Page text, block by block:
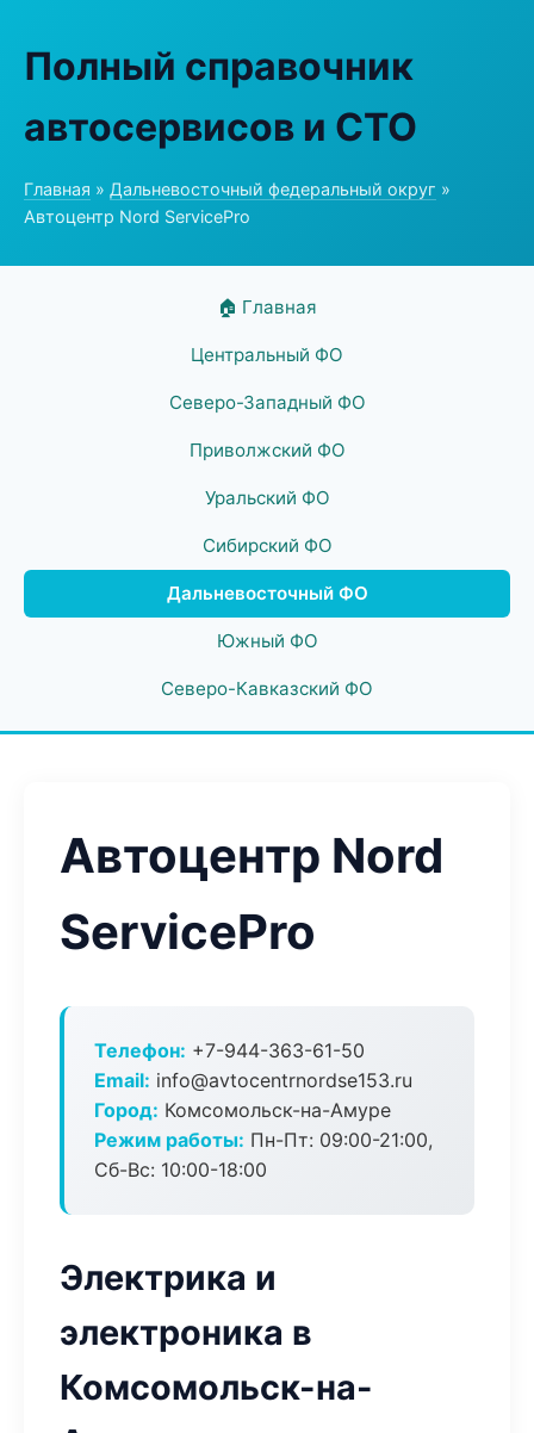
Полный справочник
автосервисов и СТО
Главная » Дальневосточный федеральный округ »
Автоцентр Nord ServicePro
🏠 Главная
Центральный ФО
Северо-Западный ФО
Приволжский ФО
Уральский ФО
Сибирский ФО
Дальневосточный ФО
Южный ФО
Северо-Кавказский ФО
Автоцентр Nord
ServicePro
Телефон: +7-944-363-61-50
Email: info@avtocentrnordse153.ru
Город: Комсомольск-на-Амуре
Режим работы: Пн-Пт: 09:00-21:00,
Сб-Вс: 10:00-18:00
Электрика и
электроника в
Комсомольск-на-